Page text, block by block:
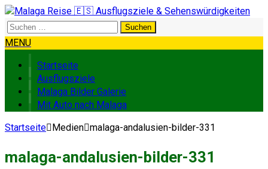
Suchen
nach:
MENU
Startseite
Ausflugsziele
Malaga Bilder Galerie
Mit Auto nach Malaga
Startseite Medien malaga-andalusien-bilder-331
malaga-andalusien-bilder-331